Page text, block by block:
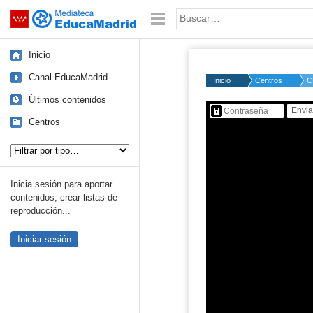
Saltar navegación Palabra o frase:
Inicio
Canal EducaMadrid
Últimos contenidos
Centros
Inicia sesión para aportar
contenidos, crear listas de
reproducción...
Iniciar sesión
Inicio Centros
Contenido protegido…